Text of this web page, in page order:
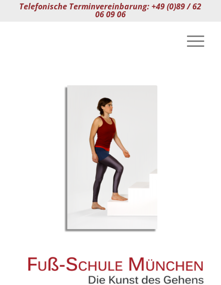
Telefonische Terminvereinbarung: +49 (0)89 / 62
06 09 06